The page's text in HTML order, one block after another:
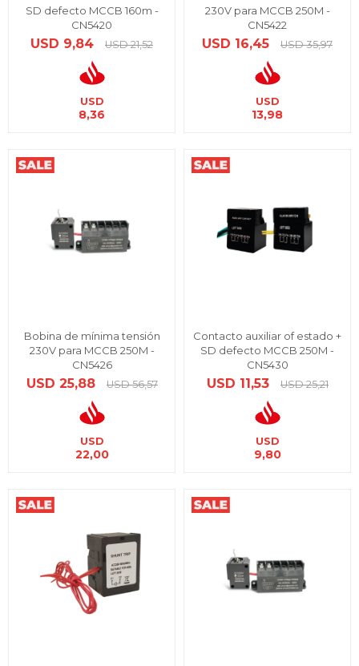
SD defecto MCCB 160m -
CN5420
USD 9,84 USD 21,52
USD
8,36
230V para MCCB 250M -
CN5422
USD 16,45 USD 35,97
USD
13,98
Bobina de mínima tensión
230V para MCCB 250M -
CN5426
USD 25,88 USD 56,57
USD
22,00
Contacto auxiliar of estado +
SD defecto MCCB 250M -
CN5430
USD 11,53 USD 25,21
USD
9,80